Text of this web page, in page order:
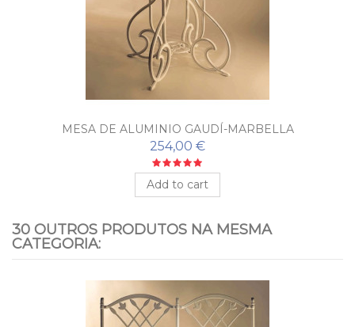
MESA DE ALUMINIO GAUDÍ-MARBELLA
254,00 €
Add to cart
30 OUTROS PRODUTOS NA MESMA
CATEGORIA: